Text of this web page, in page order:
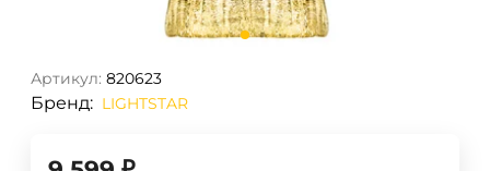
Артикул: 820623
Бренд: LIGHTSTAR